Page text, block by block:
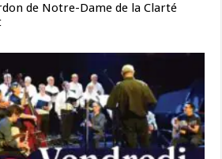
de Notre-Dame de la Clarté